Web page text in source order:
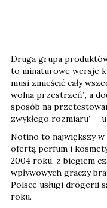
Druga grupa
to minaturowe wersje
musi zmieścić cały
wolna przestrzeń”, a
sposób na
zwykłego rozmiaru” –
Notino to największy
ofertą perfum i
2004 roku, z biegiem
wpływowych graczy
Polsce usługi drogerii
roku.